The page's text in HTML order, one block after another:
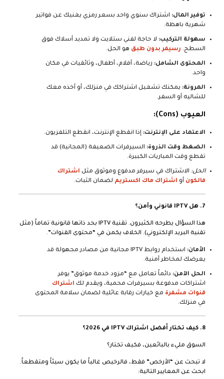
توفير المال: اشتراك سنوي واحد بسعر رمزي يغنيك عن فواتير
شهرية باهظة.
سهولة التركيب: لا حاجة لفني ستلايت ولا تمديد أسلاك فوق
السطح. رسيفر بدون طبق هو الحل.
المحتوى الشامل: رياضة، أفلام، أطفال، وثائقيات في مكان
واحد.
المرونة: يمكنك تشغيل اشتراكك في منزلك، أو أخذه معك
للشاليه أو السفر.
العيوب (Cons):
الاعتماد على الإنترنت: إذا انقطع الإنترنت، انقطع التلفزيون.
الضغط وقت الذروة: السيرفرات الضعيفة (المجانية) قد
تقطع وقت المباريات الكبيرة.
الحل: الاشتراك في سيرفر مدفوع وموثوق مثل اشتراك
فالكون أو اشتراك ماك اكستريم لضمان الثبات.
7. هل IPTV قانوني وآمن؟
هذا السؤال يطرحه الكثيرون. تقنية IPTV بحد ذاتها قانونية تماماً (مثل
تقنية البريد الإلكتروني). الخلاف يكمن في “محتوى القنوات”.
الأمان:
استخدام روابط IPTV مجانية من مصادر مجهولة قد
يعرضك لمخاطر أمنية.
الحل الآمن: دائماً تعامل مع “مزود خدمة موثوق” يوفر
اشتراكات مدفوعة بسيرفرات محمية، ويقدم لك اشتراك
قنوات مشفرة مع خيارات رقابة عائلية لضمان سلامة المحتوى
في منزلك.
8. كيف تختار أفضل اشتراك IPTV في 2026؟
السوق مليء بالبائعين، فكيف تختار؟
لا تبحث عن “الأرخص” فقط، فالرخيص غالباً ما يكون سيئاً ومتقطعاً.
ابحث عن المعايير التالية: